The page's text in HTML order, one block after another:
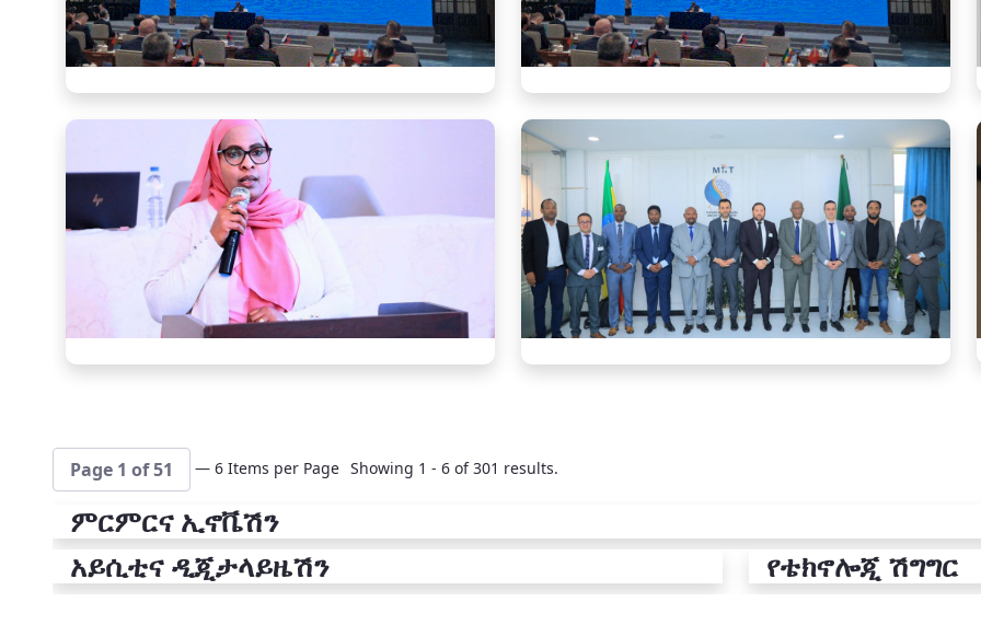
Page 1 of 51 — 6 Items per Page Showing 1 - 6 of 301 results.
ምርምርና ኢኖቬሽን
አይሲቲና ዲጂታላይዜሽን
የቴክኖሎጂ ሽግግር